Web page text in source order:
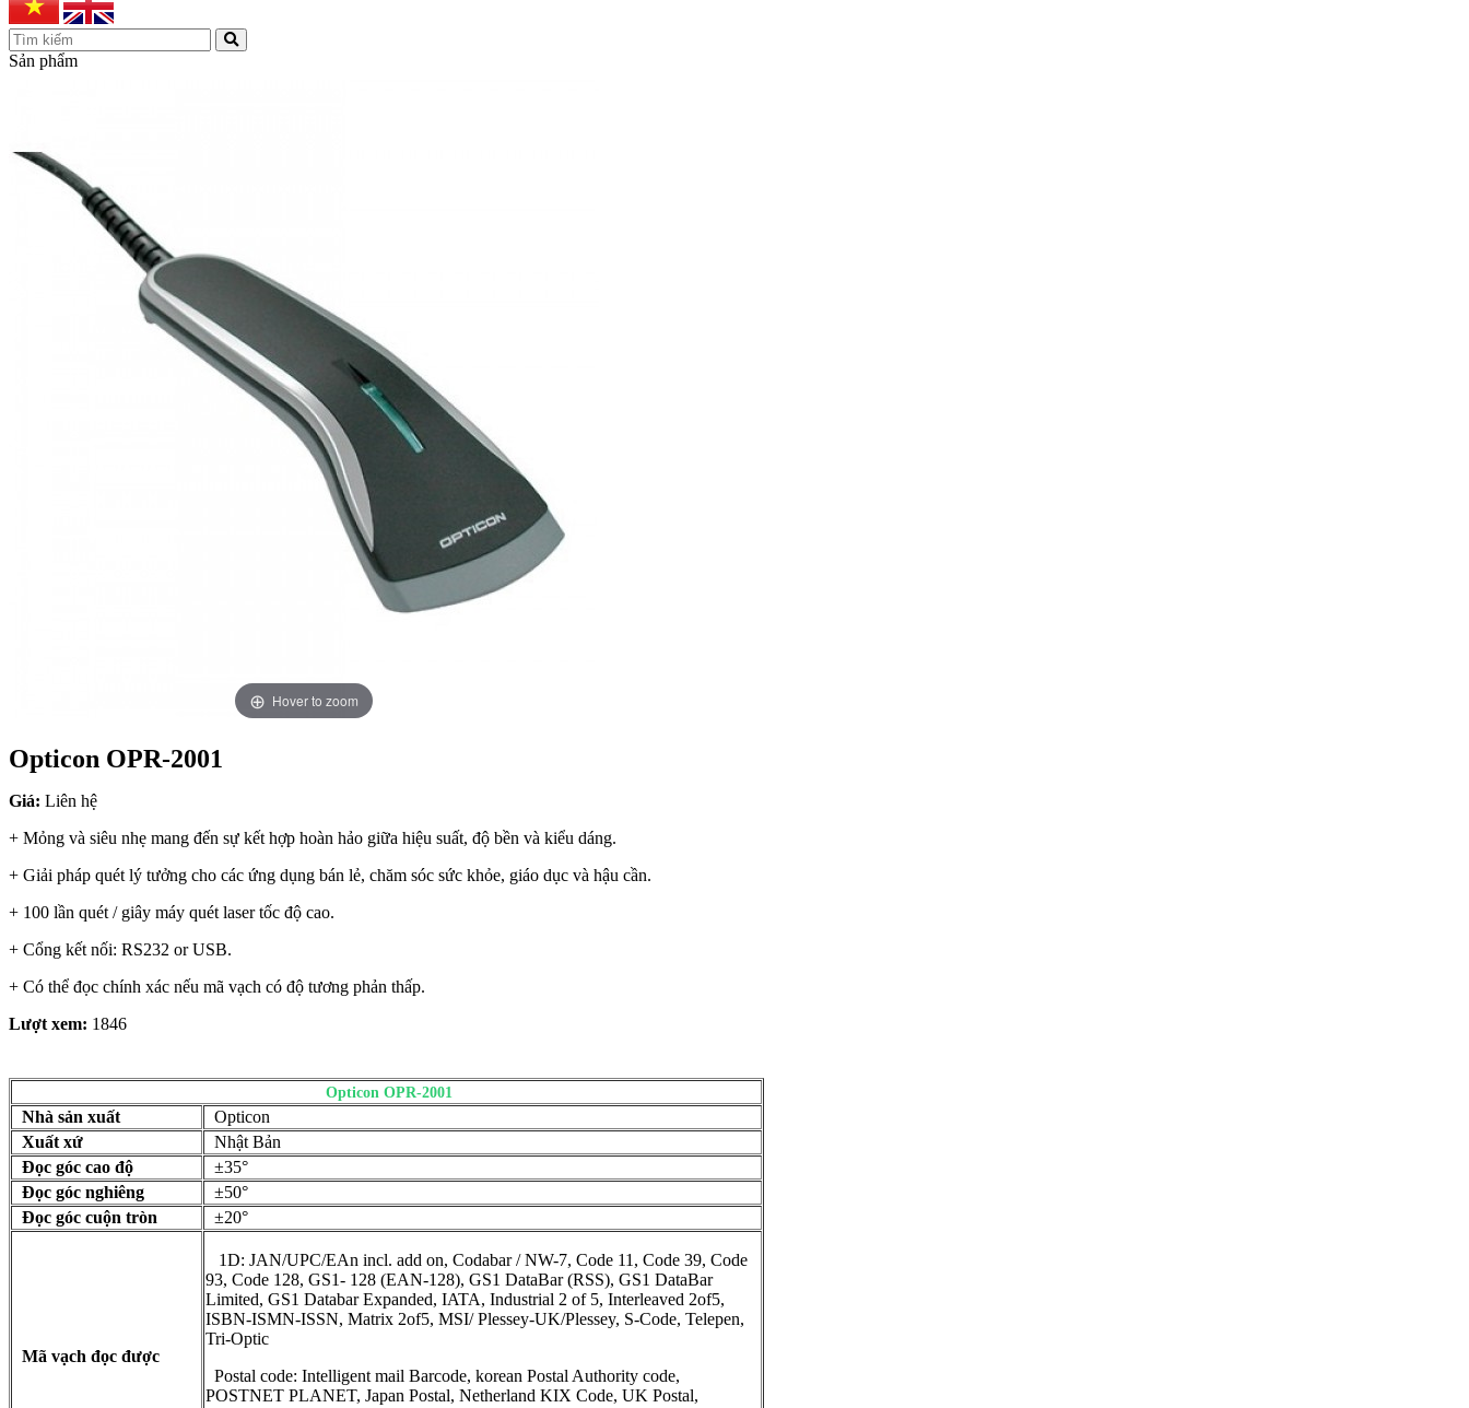
Sản phẩm
Hover to zoom
Opticon OPR-2001
Giá: Liên hệ
+ Mỏng và siêu nhẹ mang đến sự kết hợp hoàn hảo giữa hiệu suất, độ bền và kiểu dáng.
+ Giải pháp quét lý tưởng cho các ứng dụng bán lẻ, chăm sóc sức khỏe, giáo dục và hậu cần.
+ 100 lần quét / giây máy quét laser tốc độ cao.
+ Cổng kết nối: RS232 or USB.
+ Có thể đọc chính xác nếu mã vạch có độ tương phản thấp.
Lượt xem: 1846
Opticon OPR-2001
Nhà sản xuất
Opticon
Xuất xứ
Nhật Bản
Đọc góc cao độ
±35°
Đọc góc nghiêng
±50°
Đọc góc cuộn tròn
±20°
Mã vạch đọc được
1D: JAN/UPC/EAn incl. add on, Codabar / NW-7, Code 11, Code 39, Code
93, Code 128, GS1- 128 (EAN-128), GS1 DataBar (RSS), GS1 DataBar
Limited, GS1 Databar Expanded, IATA, Industrial 2 of 5, Interleaved 2of5,
ISBN-ISMN-ISSN, Matrix 2of5, MSI/ Plessey-UK/Plessey, S-Code, Telepen,
Tri-Optic
Postal code: Intelligent mail Barcode, korean Postal Authority code,
POSTNET PLANET, Japan Postal, Netherland KIX Code, UK Postal,